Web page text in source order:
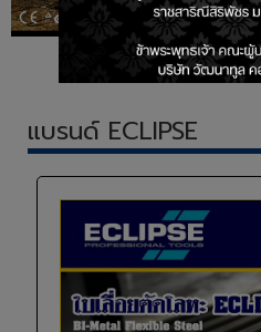
แบรนด์ ECLIPSE